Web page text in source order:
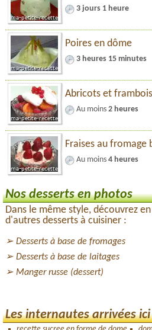
3 jours 1 heure
Poires en dôme
3 heures 15 minutes
Abricots et
Au moins 2 heures
Fraises au fromage
Au moins 4 heures
Nos desserts en photos
Dans le même style, découvrez
d'autres desserts à cuisiner :
Desserts à base de fromages
Desserts à base de laitages
Manger russe (dessert)
Les internautes arrivées